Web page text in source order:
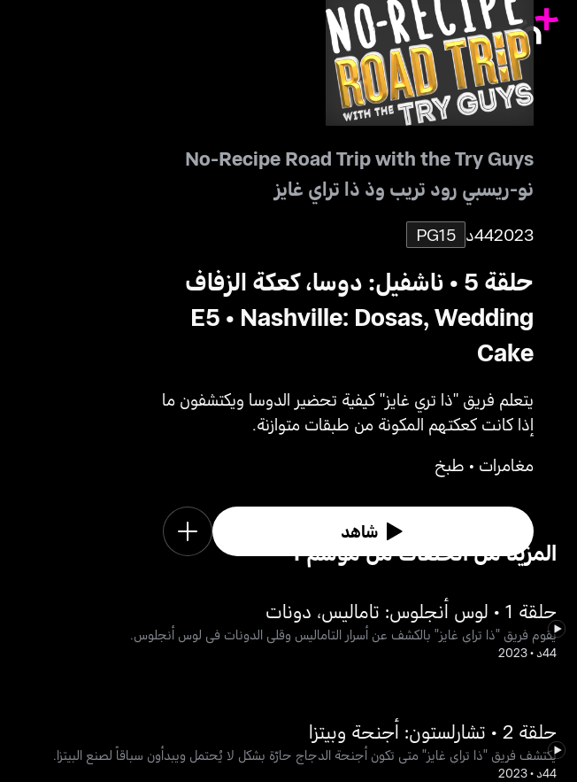
No-Recipe Road Trip with the Try Guys
نو-ريسبي رود تريب وذ ذا تراي غايز
202344د PG15
حلقة 5 • ناشفيل: دوسا، كعكة الزفاف
E5 • Nashville: Dosas, Wedding
Cake
يتعلم فريق "ذا تري غايز" كيفية تحضير الدوسا ويكتشفون ما
إذا كانت كعكتهم المكونة من طبقات متوازنة.
مغامرات • طبخ
شاهد
1 المزيد من الحلقات من موسم
حلقة 1 • لوس أنجلوس: تاماليس، دونات
يقوم فريق "ذا تراي غايز" بالكشف عن أسرار التاماليس وقلي الدونات في لوس أنجلوس.
44د •
2023
حلقة 2 • تشارلستون: أجنحة وبيتزا
يكتشف فريق "ذا تراي غايز" متى تكون أجنحة الدجاج حارّة بشكل لا يُحتمل ويبدأون سباقاً لصنع البيتزا.
44د •
2023